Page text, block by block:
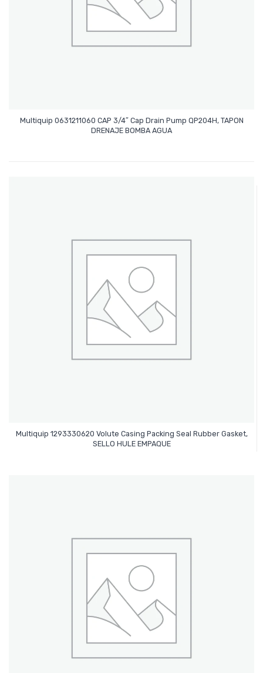
Multiquip 0631211060 CAP 3/4″ Cap Drain Pump QP204H, TAPON
DRENAJE BOMBA AGUA
Leer Más
Multiquip 1293330620 Volute Casing Packing Seal Rubber Gasket,
SELLO HULE EMPAQUE
Leer Más